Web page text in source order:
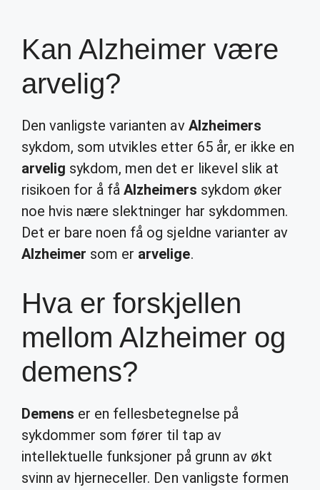
Kan Alzheimer være
arvelig?
Den vanligste varianten av Alzheimers
sykdom, som utvikles etter 65 år, er ikke en
arvelig sykdom, men det er likevel slik at
risikoen for å fåAlzheimers sykdom øker
noe hvis nære slektninger har sykdommen.
Det er bare noen få og sjeldne varianter av
Alzheimer som er arvelige.
Hva er forskjellen
mellom Alzheimer og
demens?
Demens er en fellesbetegnelse på
sykdommer som fører til tap av
intellektuelle funksjoner på grunn av økt
svinn av hjerneceller. Den vanligste formen